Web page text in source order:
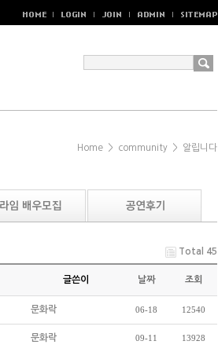
Home > community > 알립니다
Total 45
글쓴이 날짜 조회
문화락 06-18 12540
문화락 09-11 13928